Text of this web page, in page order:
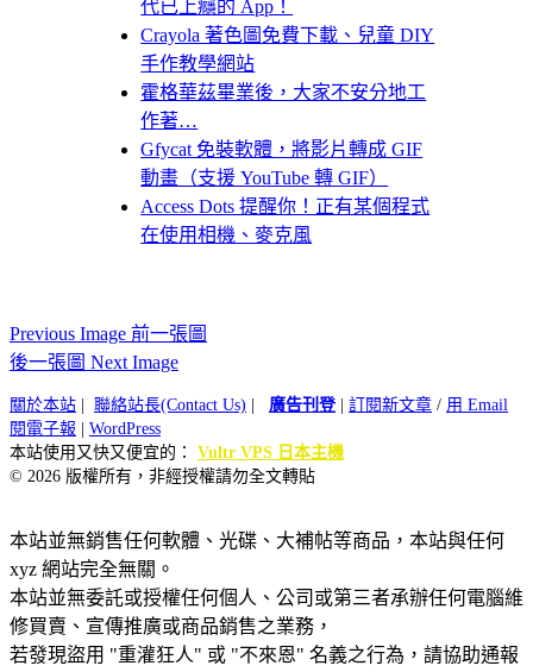
代已上癮的 App！
Crayola 著色圖免費下載、兒童 DIY
手作教學網站
霍格華茲畢業後，大家不安分地工
作著…
Gfycat 免裝軟體，將影片轉成 GIF
動畫（支援 YouTube 轉 GIF）
Access Dots 提醒你！正有某個程式
在使用相機、麥克風
Previous Image 前一張圖
後一張圖 Next Image
關於本站 聯絡站長(Contact Us) 廣告刊登| 訂閱新文章 / 用 Email
閱電子報
WordPress
本站使用又快又便宜的： Vultr VPS 日本主機
© 2026 版權所有，非經授權請勿全文轉貼
本站並無銷售任何軟體、光碟、大補帖等商品，本站與任何
xyz 網站完全無關。
本站並無委託或授權任何個人、公司或第三者承辦任何電腦維
修買賣、宣傳推廣或商品銷售之業務，
若發現盜用 "重灌狂人" 或 "不來恩" 名義之行為，請協助通報